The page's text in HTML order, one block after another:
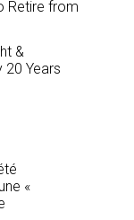
Retire from
&
20 Years
«